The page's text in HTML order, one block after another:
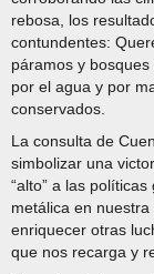
rebosa, los
contundentes:
páramos y
por el agua y por
conservados.
La consulta de
simbolizar una
“alto” a las
metálica en
enriquecer otras
que nos recarga y